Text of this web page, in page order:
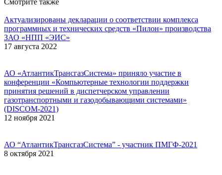
Актуализированы декларации о соответствии комплекса
программных и технических средств «Пилон» производства
ЗАО «НПП «ЭИС»
17 августа 2022
АО «АтлантикТрансгазСистема» приняло участие в
конференции «Компьютерные технологии поддержки
принятия решений в диспетчерском управлении
газотранспортными и газодобывающими системами»
(DISCOM-2021)
12 ноября 2021
АО “АтлантикТрансгазСистема” - участник ПМГФ-2021
8 октября 2021